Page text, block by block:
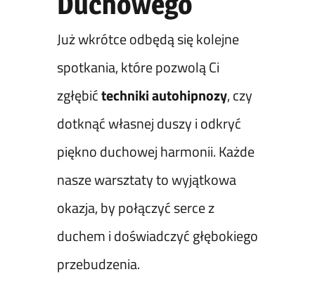
Już wkrótce odbędą się kolejne
spotkania, które pozwolą Ci
zgłębićtechniki autohipnozy, czy
dotknąć własnej duszy i odkryć
piękno duchowej harmonii. Każde
nasze warsztaty to wyjątkowa
okazja, by połączyć serce z
duchem i doświadczyć głębokiego
przebudzenia.